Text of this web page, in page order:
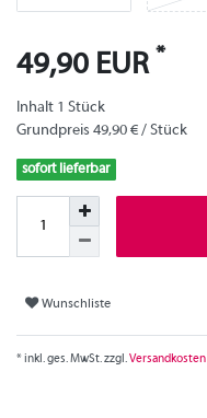
49,90 EUR *
Inhalt 1 Stück
Grundpreis 49,90 € / Stück
sofort lieferbar
Wunschliste
* inkl. ges. MwSt. zzgl.Versandkosten